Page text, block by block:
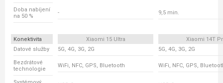
Doba nabíjení
na 50 %
- 9,5 min.
Konektivita Xiaomi 15 Ultra
Xiaomi 14T
Datové služby
5G, 4G, 3G, 2G 5G, 4G, 3G, 2G
Bezdrátové
technologie
WiFi, NFC, GPS, Bluetooth WiFi, NFC, GPS,